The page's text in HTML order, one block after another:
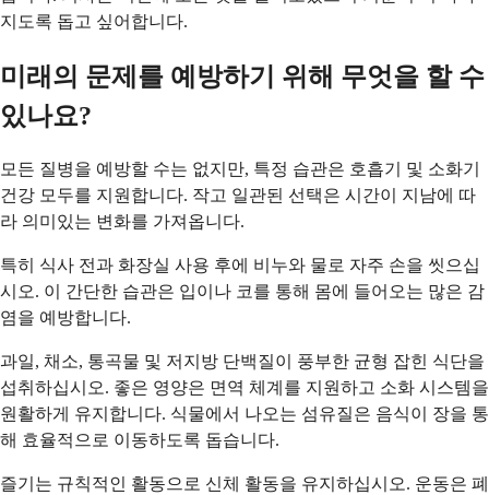
지도록 돕고 싶어합니다.
미래의 문제를 예방하기 위해 무엇을 할 수
있나요?
모든 질병을 예방할 수는 없지만, 특정 습관은 호흡기 및 소화기
건강 모두를 지원합니다. 작고 일관된 선택은 시간이 지남에 따
라 의미있는 변화를 가져옵니다.
특히 식사 전과 화장실 사용 후에 비누와 물로 자주 손을 씻으십
시오. 이 간단한 습관은 입이나 코를 통해 몸에 들어오는 많은 감
염을 예방합니다.
과일, 채소, 통곡물 및 저지방 단백질이 풍부한 균형 잡힌 식단을
섭취하십시오. 좋은 영양은 면역 체계를 지원하고 소화 시스템을
원활하게 유지합니다. 식물에서 나오는 섬유질은 음식이 장을 통
해 효율적으로 이동하도록 돕습니다.
즐기는 규칙적인 활동으로 신체 활동을 유지하십시오. 운동은 폐